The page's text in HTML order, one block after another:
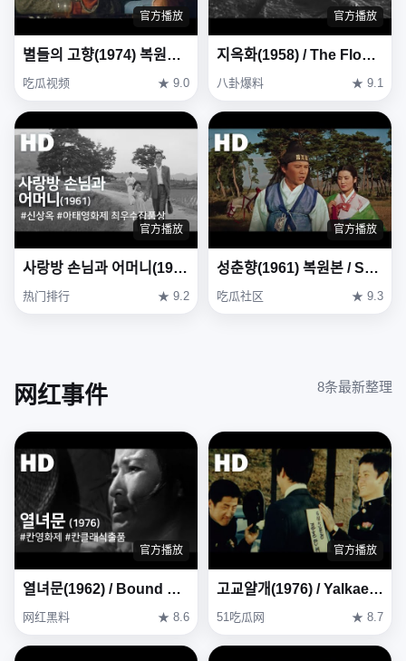
官方播放
별들의 고향(1974) 복원본 / Heavenly homecoming to stars (Byeoldeul-ui gohyang) Restoration Ver
吃瓜视频 ★ 9.0
官方播放
지옥화(1958) / The Flower in Hell (Ji-ok-hwa)
八卦爆料 ★ 9.1
官方播放
사랑방 손님과 어머니(1961) / Mother and a Guest ( Sarangbang Sonnimgwa Eomeoni )
热门排行 ★ 9.2
官方播放
성춘향(1961) 복원본 / Seong Chun-hyang ( Seong Chun-hyang ) Restoration Version
吃瓜社区 ★ 9.3
网红事件 8条最新整理
官方播放
열녀문(1962) / Bound by Chastity Rule ( Yeollyeomun )
网红黑料 ★ 8.6
官方播放
고교얄개(1976) / Yalkae, A Joker In High School (Gogyo-yalgae) (1976)
51吃瓜网 ★ 8.7